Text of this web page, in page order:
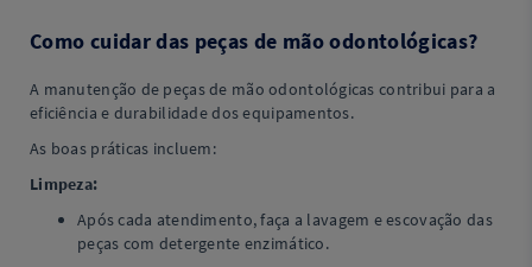
Como cuidar das peças de mão odontológicas?
A manutenção de peças de mão odontológicas contribui para a
eficiência e durabilidade dos equipamentos.
As boas práticas incluem:
Limpeza:
Após cada atendimento, faça a lavagem e escovação das
peças com detergente enzimático.